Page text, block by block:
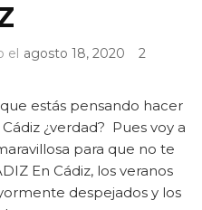
el agosto 18, 2020
2
estás pensando hacer
¿verdad? Pues voy a
para que no te
En Cádiz, los veranos
despejados y los